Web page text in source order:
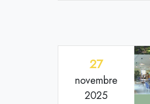
27
novembre
2025